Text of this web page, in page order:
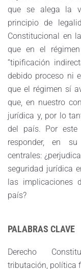
que se alega la
principio de
Constitucional en
que en el
“tipificación
debido proceso ni
que el régimen sí
que, en nuestro
jurídica y, por lo
del país. Por este
responder, en
centrales:
seguridad jurídica
las implicaciones
país?
PALABRAS CLAVE
Derecho
tributación, política